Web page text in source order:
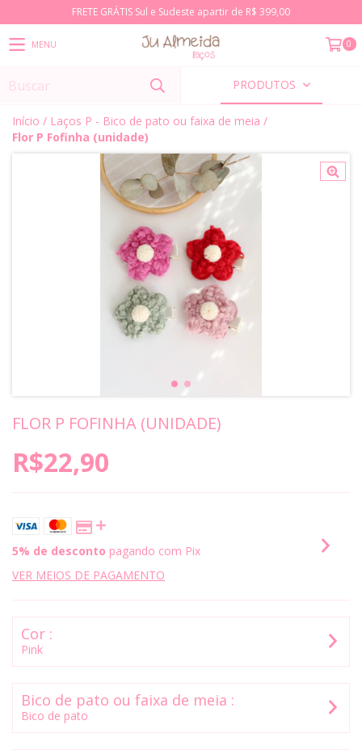
FRETE GRÁTIS Sul e Sudeste apartir de R$ 399,00
MENU 0
PRODUTOS
Início / Laços P - Bico de pato ou faixa de meia /
Flor P Fofinha (unidade)
FLOR P FOFINHA (UNIDADE)
R$22,90
5% de desconto pagando com Pix
VER MEIOS DE PAGAMENTO
Cor :
Pink
Bico de pato ou faixa de meia :
Bico de pato